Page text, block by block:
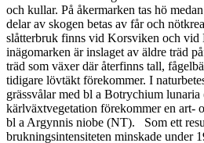
och kullar. På åkermarken tas hö
delar av skogen betas av får och
slåtterbruk finns vid Korsviken och vid
inägomarken är inslaget av äldre träd
träd som växer där återfinns tall,
tidigare lövtäkt förekommer. I
grässvålar med bl a Botrychium
kärlväxtvegetation förekommer en art-
bl a Argynnis niobe (NT). Som ett
brukningsintensiteten minskade under